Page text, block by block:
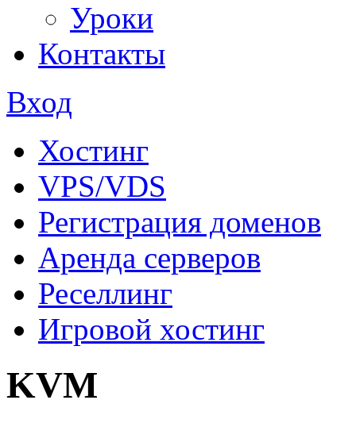
Уроки
Контакты
Вход
Хостинг
VPS/VDS
Регистрация доменов
Аренда серверов
Реселлинг
Игровой хостинг
KVM